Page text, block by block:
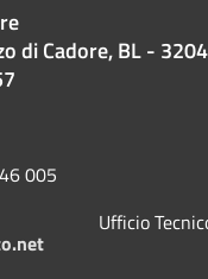
di Cadore, BL -
005
Ufficio